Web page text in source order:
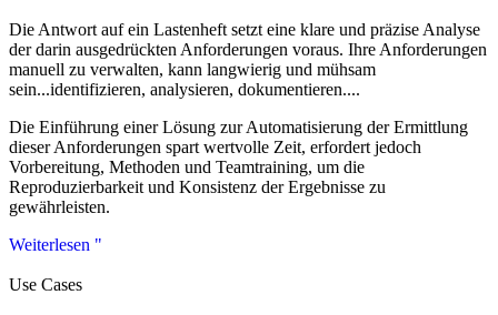
Die Antwort auf ein Lastenheft setzt eine klare und präzise Analyse
der darin ausgedrückten Anforderungen voraus. Ihre Anforderungen
manuell zu verwalten, kann langwierig und mühsam
sein...identifizieren, analysieren, dokumentieren....
Die Einführung einer Lösung zur Automatisierung der Ermittlung
dieser Anforderungen spart wertvolle Zeit, erfordert jedoch
Vorbereitung, Methoden und Teamtraining, um die
Reproduzierbarkeit und Konsistenz der Ergebnisse zu
gewährleisten.
Weiterlesen "
Use Cases